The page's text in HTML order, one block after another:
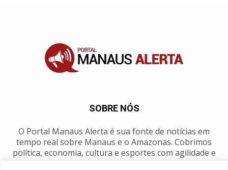
SOBRE NÓS
O Portal Manaus Alerta é sua fonte de notícias em
tempo real sobre Manaus e o Amazonas. Cobrimos
política, economia, cultura e esportes com agilidade e